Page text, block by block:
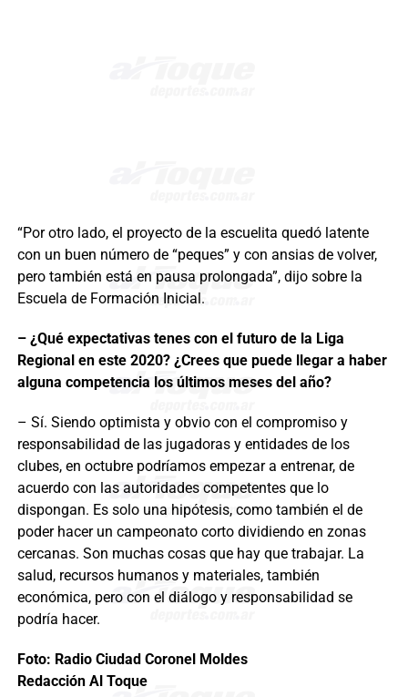
“Por otro lado, el proyecto de la escuelita quedó latente
con un buen número de “peques” y con ansias de volver,
pero también está en pausa prolongada”, dijo sobre la
Escuela de Formación Inicial.
– ¿Qué expectativas tenes con el futuro de la Liga
Regional en este 2020? ¿Crees que puede llegar a haber
alguna competencia los últimos meses del año?
– Sí. Siendo optimista y obvio con el compromiso y
responsabilidad de las jugadoras y entidades de los
clubes, en octubre podríamos empezar a entrenar, de
acuerdo con las autoridades competentes que lo
dispongan. Es solo una hipótesis, como también el de
poder hacer un campeonato corto dividiendo en zonas
cercanas. Son muchas cosas que hay que trabajar. La
salud, recursos humanos y materiales, también
económica, pero con el diálogo y responsabilidad se
podría hacer.
Foto: Radio Ciudad Coronel Moldes
Redacción Al Toque